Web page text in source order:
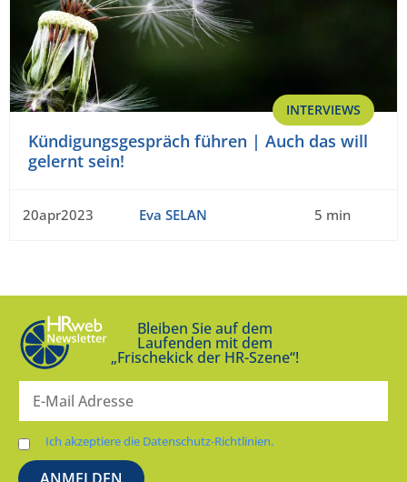
INTERVIEWS
Kündigungsgespräch führen | Auch das will
gelernt sein!
20apr2023 Eva SELAN 5 min
Bleiben Sie auf dem
Laufenden mit dem
„Frischekick der HR-Szene“!
Ich akzeptiere die Datenschutz-Richtlinien.